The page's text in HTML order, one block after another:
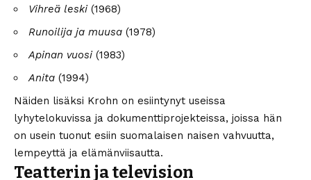
Vihreä leski (1968)
Runoilija ja muusa (1978)
Apinan vuosi (1983)
Anita (1994)
Näiden lisäksi Krohn on esiintynyt useissa
lyhytelokuvissa ja dokumenttiprojekteissa, joissa hän
on usein tuonut esiin suomalaisen naisen vahvuutta,
lempeyttä ja elämänviisautta.
Teatterin ja television